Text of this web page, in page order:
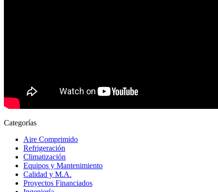
Categorías
Aire Comprimido
Refrigeración
Climatización
Equipos y Mantenimiento
Calidad y M.A.
Proyectos Financiados